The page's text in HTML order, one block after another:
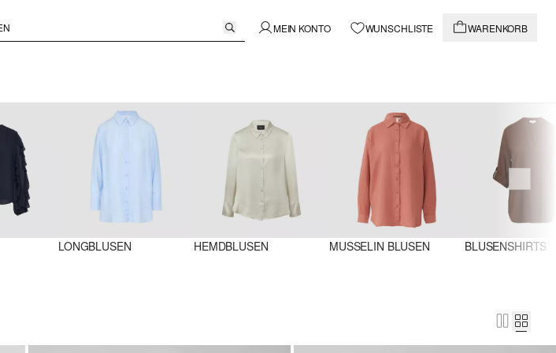
MEIN KONTO WUNSCHLISTE WARENKORB
LONGBLUSEN HEMDBLUSEN MUSSELIN BLUSEN BLUSENSHIRTS